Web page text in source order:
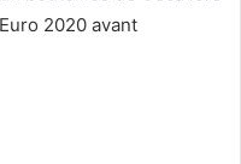
2020 avant